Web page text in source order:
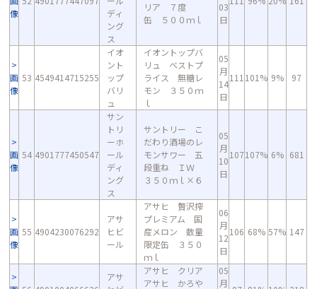
像
ディ
ング
ス
リア ７度
缶 ５００ｍｌ
03
日
画
像
53 4549414715255
イオ
ント
ップ
バリ
ュ
イオントップバ
リュ ベストプ
ライス 無糖レ
モン ３５０ｍ
ｌ
05
月
14
日
111 101% 9% 97
画
像
54 4901777450547
サン
トリ
ーホ
ール
ディ
ング
ス
サントリー こ
だわり酒場のレ
モンサワー 五
段重ね ＩＷ
３５０ｍｌ×６
05
月
10
日
107107% 6% 681
画
像
55 4904230076292
アサ
ヒビ
ール
アサヒ 贅沢搾
プレミアム 国
産メロン 数量
限定缶 ３５０
ｍｌ
06
月
12
日
106 68% 57% 147
アサ
アサヒ クリア
アサヒ かろや
05
月